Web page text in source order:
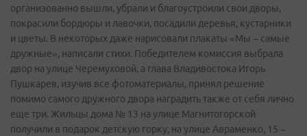
организованно вышли, убрали и благоустроили свои дворы,
покрасили бордюры и лавочки, посадили деревья, кустарники
и цветы. В некоторых даже нарисовали плакаты «Мы – самые
дружные», написали стихи. Победителем комиссия выбрала
двор на улице Черемуховой, а глава Владивостока Игорь
Пушкарев, изучив все фотоматериалы, принял решение
помимо самого дружного двора наградить также от себя лично
еще три. Жильцы дома № 13 на улице Магнитогорской
получили в подарок детскую горку, на улице Авраменко, 15 –